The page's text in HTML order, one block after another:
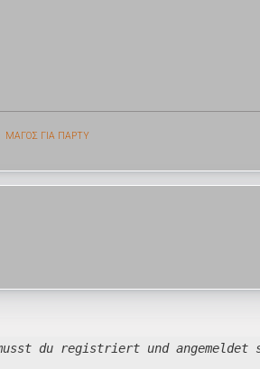
ΜΑΓΟΣ ΓΙΑ ΠΑΡΤΥ
du registriert und angemeldet